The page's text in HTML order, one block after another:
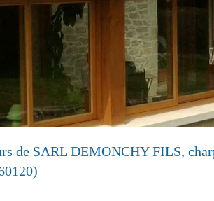
de SARL DEMONCHY FILS,